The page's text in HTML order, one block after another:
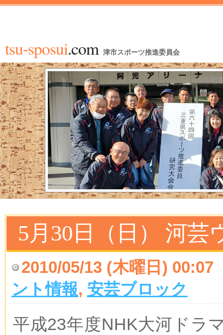
tsu-sposui.com 津市スポーツ推進委員会
5月30日（日） 河芸
2010/05/13 (木曜日) 00:07
ント情報, 安芸ブロック
平成23年度NHK大河ドラ